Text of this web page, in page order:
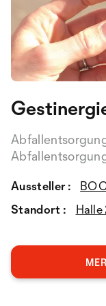
Aussteller :
Standort :
Halle